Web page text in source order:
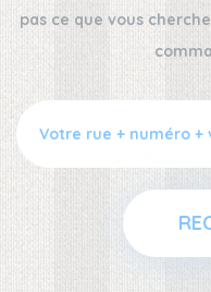
pas ce que vous